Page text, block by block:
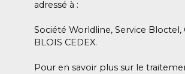
adressé à :
Société Worldline, Service Bloctel,
BLOIS CEDEX.
Pour en savoir plus sur le